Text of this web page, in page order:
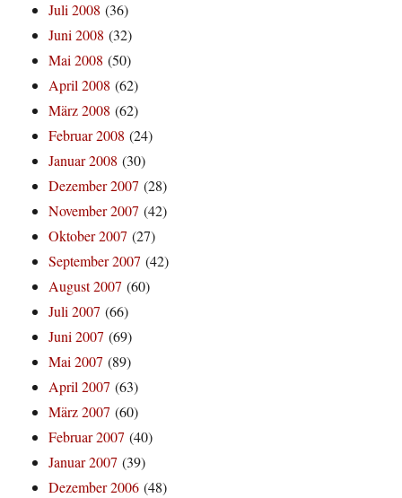
Juli 2008 (36)
Juni 2008 (32)
Mai 2008 (50)
April 2008 (62)
März 2008 (62)
Februar 2008 (24)
Januar 2008 (30)
Dezember 2007 (28)
November 2007 (42)
Oktober 2007 (27)
September 2007 (42)
August 2007 (60)
Juli 2007 (66)
Juni 2007 (69)
Mai 2007 (89)
April 2007 (63)
März 2007 (60)
Februar 2007 (40)
Januar 2007 (39)
Dezember 2006 (48)